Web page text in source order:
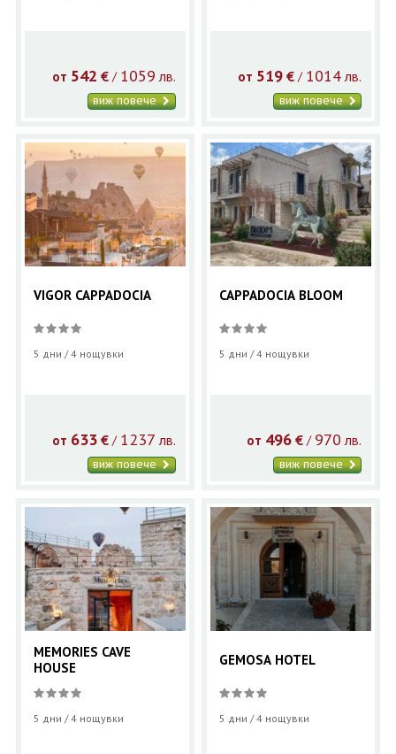
от 542 €/ 1059 лв.
виж повече
от 519 € / 1014 лв.
виж повече
VIGOR CAPPADOCIA
5 дни / 4 нощувки
от 633 €/ 1237 лв.
виж повече
CAPPADOCIA BLOOM
5 дни / 4 нощувки
от 496 € / 970 лв.
виж повече
MEMORIES CAVE
HOUSE
5 дни / 4 нощувки
GEMOSA HOTEL
5 дни / 4 нощувки